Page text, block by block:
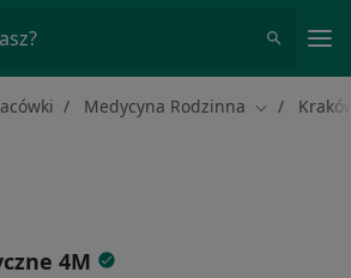
Medycyna Rodzinna Zmień
4M